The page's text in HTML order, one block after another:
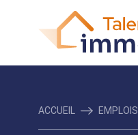
ACCUEIL EMPLOIS